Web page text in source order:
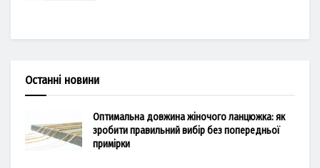
Останні новини
Оптимальна довжина жіночого ланцюжка: як
зробити правильний вибір без попередньої
примірки